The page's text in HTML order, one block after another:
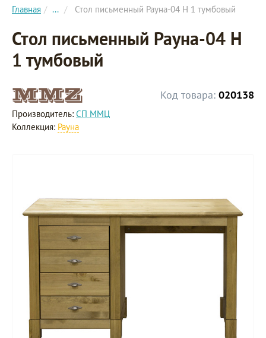
Главная ... Стол письменный Рауна-04 Н 1 тумбовый
Стол письменный Рауна-04 Н
1 тумбовый
Код товара: 020138
Производитель: СП ММЦ
Коллекция: Рауна